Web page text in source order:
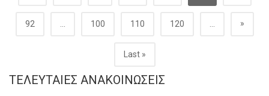
92 ... 100 110 120 ... »
Last »
ΤΕΛΕΥΤΑΊΕΣ ΑΝΑΚΟΙΝΏΣΕΙΣ